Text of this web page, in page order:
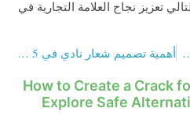
تعزيز نجاح العلامة التجارية في
مهمة عند التصميم
أهمية تصميم شعار نادي في 5 نقاط فقط
How to Create a Crack
Explore Safe